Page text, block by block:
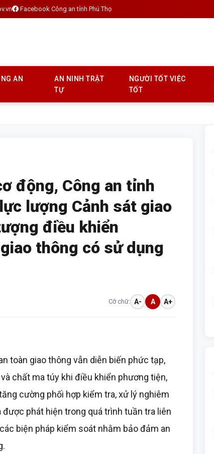
Facebook Công an tỉnh Phú Thọ
AN
AN NINH TRẬT
TỰ
NGƯỜI TỐT VIỆC
TỐT
động, Công an tỉnh
lượng Cảnh sát giao
điều khiển
thông có sử dụng
Cỡ chữ: A- A A+
toàn giao thông vẫn diễn biến phức tạp,
chất ma túy khi điều khiển phương tiện,
cường phối hợp kiểm tra, xử lý nghiêm
phát hiện trong quá trình tuần tra liên
biện pháp kiểm soát nhằm bảo đảm an